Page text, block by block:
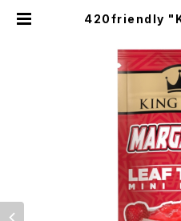
420friendly
すすめ [プレロー
ランツ]
a